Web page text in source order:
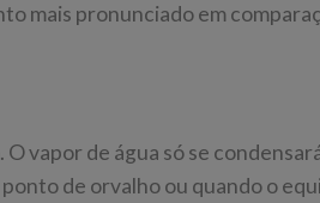
mais pronunciado em
vapor de água só se
de orvalho ou quando o